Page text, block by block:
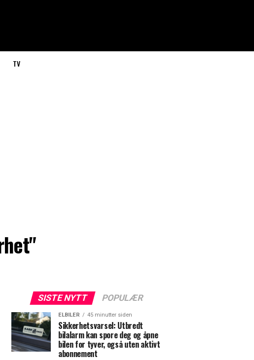
TV
SISTE NYTT POPULÆR
ELBILER 45 minutter siden
Sikkerhetsvarsel: Utbredt
bilalarm kan spore deg og åpne
bilen for tyver, også uten aktivt
abonnement